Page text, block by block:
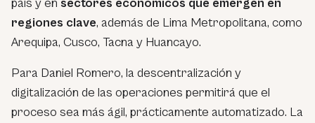
regiones clave, además de Lima Metropolitana, como
Arequipa, Cusco, Tacna y Huancayo.
Para Daniel Romero, la descentralización y
digitalización de las operaciones permitirá que el
proceso sea más ágil, prácticamente automatizado. La